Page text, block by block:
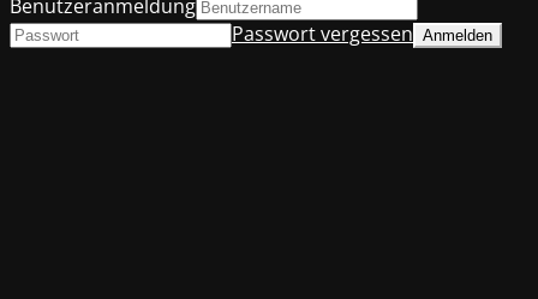
Benutzeranmeldung
Passwort vergessen